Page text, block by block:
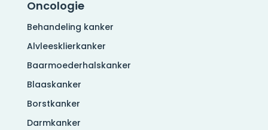
Oncologie
Behandeling kanker
Alvleesklierkanker
Baarmoederhalskanker
Blaaskanker
Borstkanker
Darmkanker